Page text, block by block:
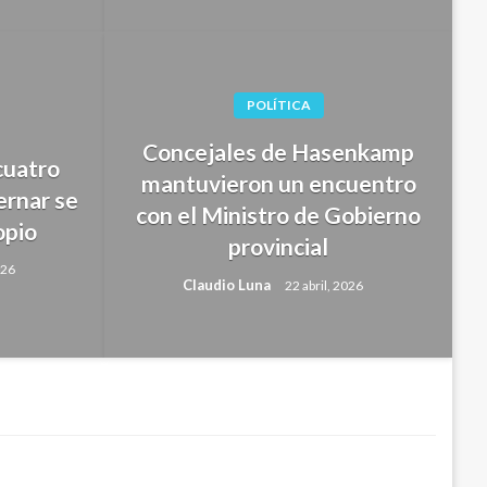
presentaron un
de ley de «Inviolabilidad
se
POLÍTICA
Concejales de Hasenkamp
mantuvieron un encuentro
con el Ministro de Gobierno
provincial
Claudio Luna 22 abril, 2026